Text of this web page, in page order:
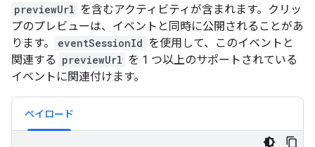
previewUrl を含むアクティビティが含まれます。クリッ
プのプレビューは、イベントと同時に公開されることがあ
ります。
eventSessionId を使用して、このイベントと
関連する previewUrl を 1 つ以上のサポートされている
イベントに関連付けます。
ペイロード